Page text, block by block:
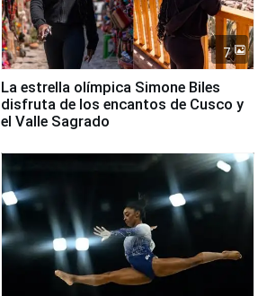
7
La estrella olímpica Simone Biles
disfruta de los encantos de Cusco y
el Valle Sagrado